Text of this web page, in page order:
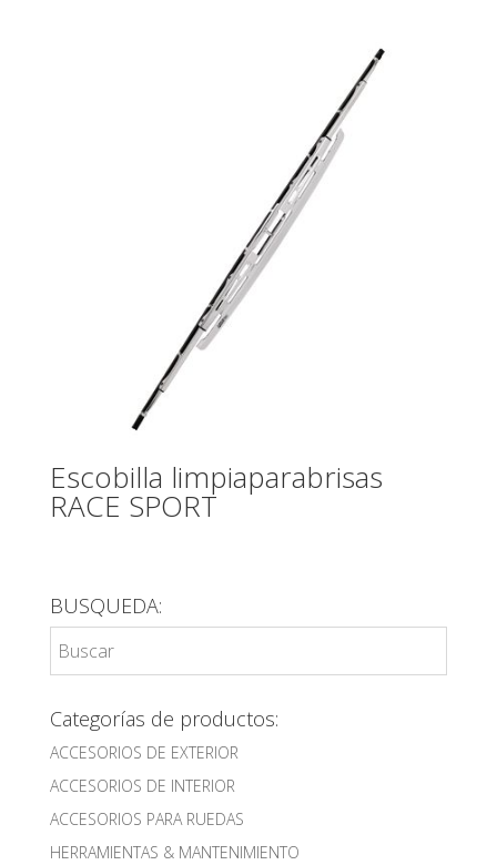
Escobilla limpiaparabrisas
RACE SPORT
BUSQUEDA:
Categorías de productos:
ACCESORIOS DE EXTERIOR
ACCESORIOS DE INTERIOR
ACCESORIOS PARA RUEDAS
HERRAMIENTAS & MANTENIMIENTO